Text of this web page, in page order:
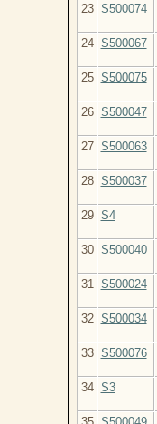
23 S500074
24 S500067
25 S500075
26 S500047
27 S500063
28 S500037
29 S4
30 S500040
31 S500024
32 S500034
33 S500076
34 S3